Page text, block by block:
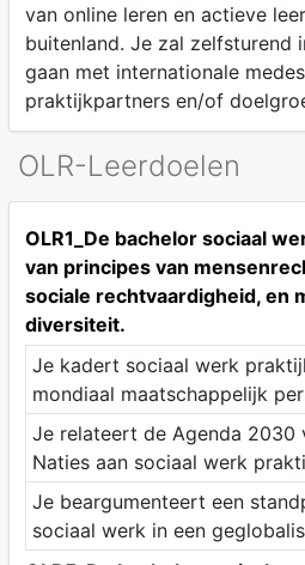
van online leren en actieve
buitenland. Je zal zelfsturend
gaan met internationale
praktijkpartners en/of
OLR-Leerdoelen
OLR1_De bachelor sociaal
van principes van
sociale rechtvaardigheid, en
diversiteit.
Je kadert sociaal werk
mondiaal maatschappelijk
Je relateert de Agenda 2030
Naties aan sociaal werk
Je beargumenteert een
sociaal werk in een